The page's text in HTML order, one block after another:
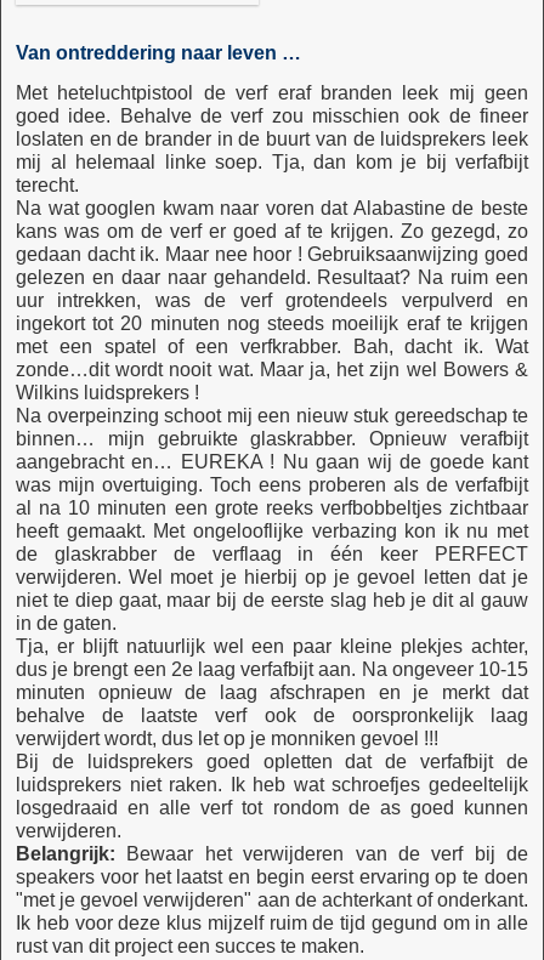
Van ontreddering naar leven …
Met heteluchtpistool de verf eraf branden leek mij geen
goed idee. Behalve de verf zou misschien ook de fineer
loslaten en de brander in de buurt van de luidsprekers leek
mij al helemaal linke soep. Tja, dan kom je bij verfafbijt
terecht.
Na wat googlen kwam naar voren dat Alabastine de beste
kans was om de verf er goed af te krijgen. Zo gezegd, zo
gedaan dacht ik. Maar nee hoor ! Gebruiksaanwijzing goed
gelezen en daar naar gehandeld. Resultaat? Na ruim een
uur intrekken, was de verf grotendeels verpulverd en
ingekort tot 20 minuten nog steeds moeilijk eraf te krijgen
met een spatel of een verfkrabber. Bah, dacht ik. Wat
zonde…dit wordt nooit wat. Maar ja, het zijn wel Bowers &
Wilkins luidsprekers !
Na overpeinzing schoot mij een nieuw stuk gereedschap te
binnen… mijn gebruikte glaskrabber. Opnieuw verafbijt
aangebracht en… EUREKA ! Nu gaan wij de goede kant
was mijn overtuiging. Toch eens proberen als de verfafbijt
al na 10 minuten een grote reeks verfbobbeltjes zichtbaar
heeft gemaakt. Met ongelooflijke verbazing kon ik nu met
de glaskrabber de verflaag in één keer PERFECT
verwijderen. Wel moet je hierbij op je gevoel letten dat je
niet te diep gaat, maar bij de eerste slag heb je dit al gauw
in de gaten.
Tja, er blijft natuurlijk wel een paar kleine plekjes achter,
dus je brengt een 2e laag verfafbijt aan. Na ongeveer 10-15
minuten opnieuw de laag afschrapen en je merkt dat
behalve de laatste verf ook de oorspronkelijk laag
verwijdert wordt, dus let op je monniken gevoel !!!
Bij de luidsprekers goed opletten dat de verfafbijt de
luidsprekers niet raken. Ik heb wat schroefjes gedeeltelijk
losgedraaid en alle verf tot rondom de as goed kunnen
verwijderen.
Belangrijk: Bewaar het verwijderen van de verf bij de
speakers voor het laatst en begin eerst ervaring op te doen
"met je gevoel verwijderen" aan de achterkant of onderkant.
Ik heb voor deze klus mijzelf ruim de tijd gegund om in alle
rust van dit project een succes te maken.